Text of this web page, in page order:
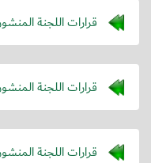
قرارات اللجنة
قرارات اللجنة
قرارات اللجنة